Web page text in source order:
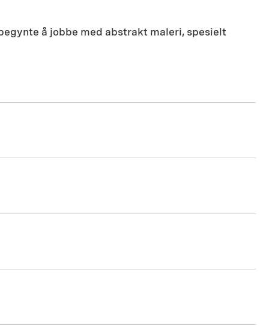
å jobbe med abstrakt maleri, spesielt